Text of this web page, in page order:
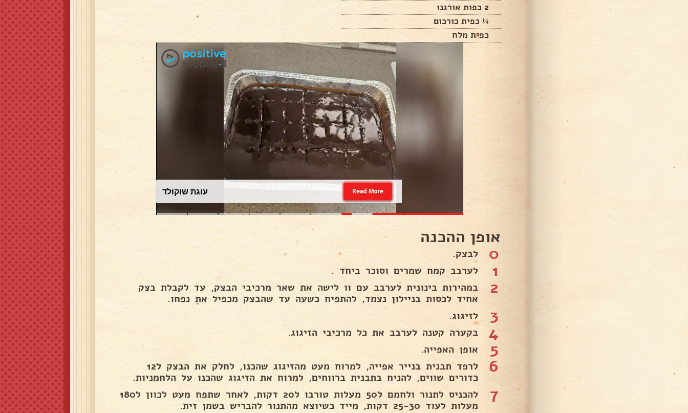
2 כפות אורגנו
¼ כפית כורכום
כפית מלח
עוגת שוקולד Read More
אופן ההכנה
0 לבצק.
1 לערבב קמח שמרים וסוכר ביחד .
2
במהירות בינונית לערבב עם וו לישה את שאר מרכיבי הבצק, עד לקבלת בצק
אחיד לכסות בניילון נצמד, להתפיח כשעה עד שהבצק מכפיל את נפחו.
3 לזיגוג.
4 בקערה קטנה לערבב את כל מרכיבי הזיגוג.
5 אופן האפייה.
6
לרפד תבנית בנייר אפייה, למרוח מעט מהזיגוג שהכנו, לחלק את הבצק ל12
כדורים שווים, להניח בתבנית ברווחים, למרוח את הזיגוג שהכנו על הלחמניות.
7
להכניס לתנור ולחמם ל50 מעלות טורבו ל20 דקות, לאחר שתפח מעט לכוון ל180
מעלות לעוד 25-30 דקות, מייד כשיוצא מהתנור להבריש בשמן זית.